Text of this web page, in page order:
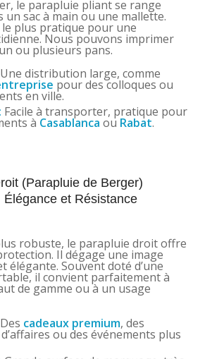
le parapluie pliant se range
un sac à main ou une mallette.
le plus pratique pour une
Nous pouvons imprimer
ou plusieurs pans.
Une distribution large, comme
pour des colloques ou
en ville.
Facile à transporter, pratique pour
à Casablanca ou Rabat.
(Parapluie de Berger)
Élégance et Résistance
robuste, le parapluie droit offre
Il dégage une image
élégante. Souvent doté d’une
il convient parfaitement à
de gamme ou à un usage
Des cadeaux premium, des
ou des événements plus